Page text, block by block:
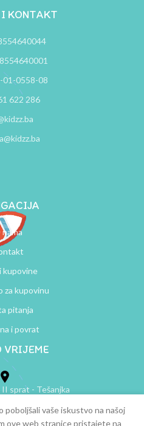
KONTAKT
01-0558-08
622 286
nama
kupovine
za kupovinu
pitanja
i povrat
VRIJEME
sprat - Tešanjka
11:00 - 18:30
poboljšali vaše iskustvo na našoj
ove web stranice pristajete na